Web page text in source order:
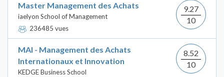
Master Management des Achats
iaelyon School of Management
236485 vues
9.27
10
MAI - Management des Achats
Internationaux et Innovation
KEDGE Business School
8.52
10